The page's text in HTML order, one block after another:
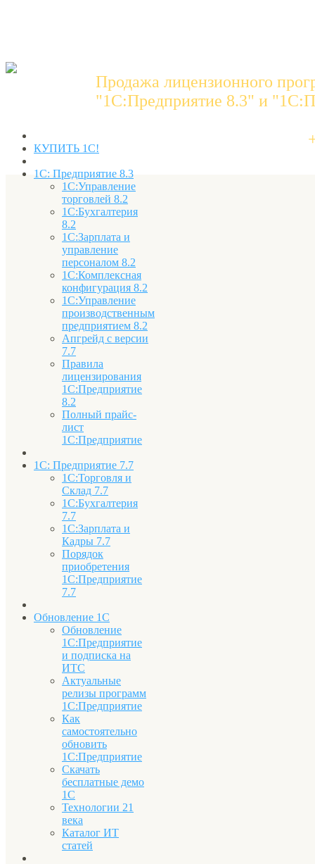
Продажа лицензионного
"1C:Предприятие 8.3" и
КУПИТЬ 1С!
1С: Предприятие 8.3
1С:Управление
торговлей 8.2
1С:Бухгалтерия
8.2
1С:Зарплата и
управление
персоналом 8.2
1С:Комплексная
конфигурация 8.2
1С:Управление
производственным
предприятием 8.2
Апгрейд с версии
7.7
Правила
лицензирования
1С:Предприятие
8.2
Полный прайс-
лист
1С:Предприятие
1С: Предприятие 7.7
1С:Торговля и
Склад 7.7
1С:Бухгалтерия
7.7
1С:Зарплата и
Кадры 7.7
Порядок
приобретения
1С:Предприятие
7.7
Обновление 1С
Обновление
1С:Предприятие
и подписка на
ИТС
Актуальные
релизы программ
1С:Предприятие
Как
самостоятельно
обновить
1С:Предприятие
Скачать
бесплатные демо
1С
Технологии 21
века
Каталог ИТ
статей